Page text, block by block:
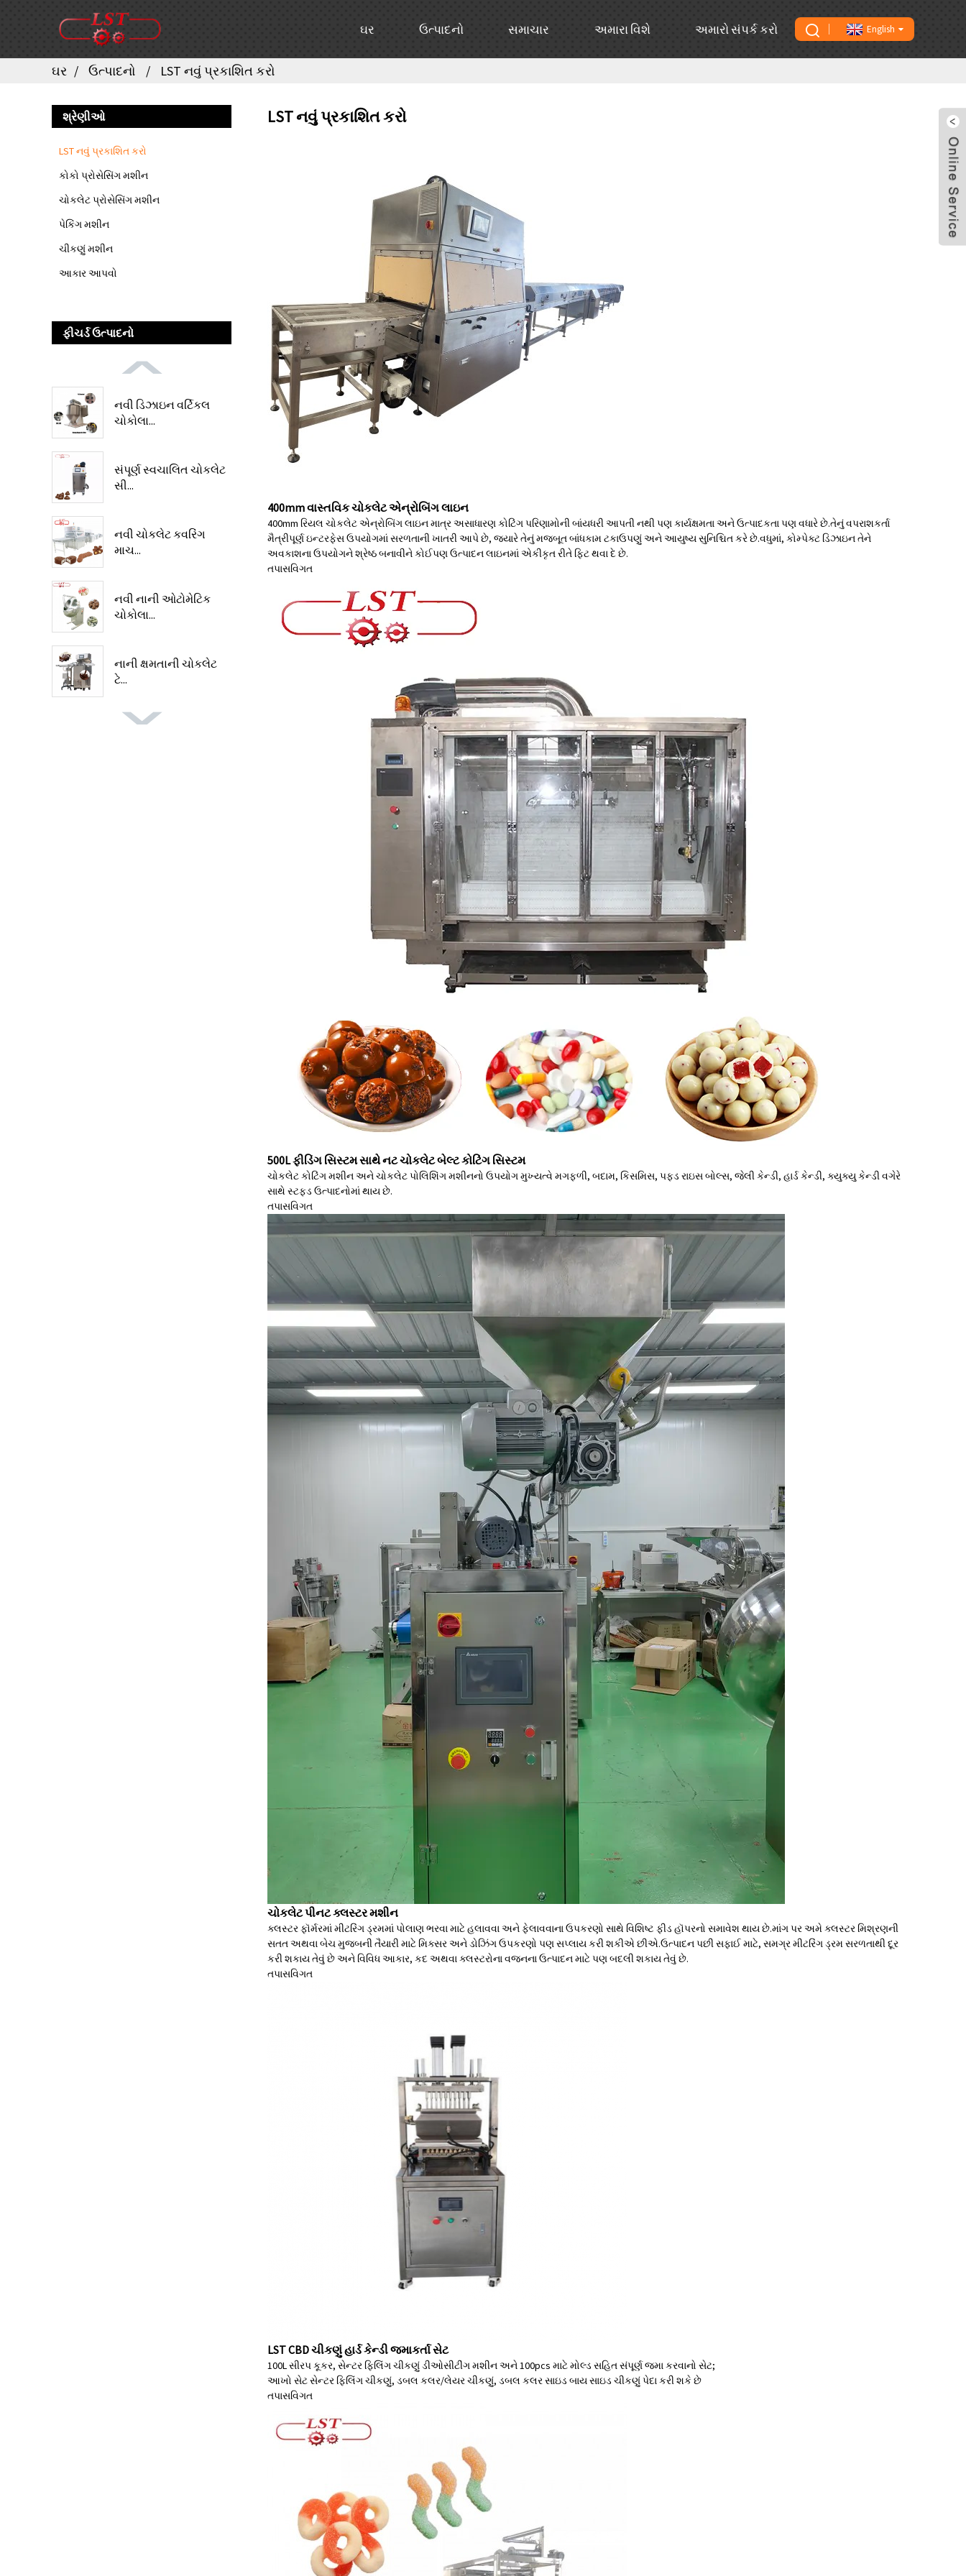
ઘર ઉત્પાદનો સમાચાર અમારા વિશે અમારો સંપર્ક કરો English
ઘર ઉત્પાદનો LST નવું પ્રકાશિત કરો
શ્રેણીઓ
LST નવું પ્રકાશિત કરો
કોકો પ્રોસેસિંગ મશીન
ચોકલેટ પ્રોસેસિંગ મશીન
પેકિંગ મશીન
ચીકણું મશીન
આકાર આપવો
ફીચર્ડ ઉત્પાદનો
નવી ડિઝાઇન વર્ટિકલ
ચોકોલા...
સંપૂર્ણ સ્વચાલિત ચોકલેટ
સી...
નવી ચોકલેટ કવરિંગ
માચ...
નવી નાની ઓટોમેટિક
ચોકોલા...
નાની ક્ષમતાની ચોકલેટ
ટે...
LST નવું પ્રકાશિત કરો
400mm વાસ્તવિક ચોકલેટ એન્રોબિંગ લાઇન
400mm રિયલ ચોકલેટ એન્રોબિંગ લાઇન માત્ર અસાધારણ કોટિંગ પરિણામોની બાંયધરી આપતી નથી પણ કાર્યક્ષમતા અને ઉત્પાદકતા પણ વધારે છે.તેનું વપરાશકર્તા
મૈત્રીપૂર્ણ ઇન્ટરફેસ ઉપયોગમાં સરળતાની ખાતરી આપે છે, જ્યારે તેનું મજબૂત બાંધકામ ટકાઉપણું અને આયુષ્ય સુનિશ્ચિત કરે છે.વધુમાં, કોમ્પેક્ટ ડિઝાઇન તેને
અવકાશના ઉપયોગને શ્રેષ્ઠ બનાવીને કોઈપણ ઉત્પાદન લાઇનમાં એકીકૃત રીતે ફિટ થવા દે છે.
તપાસવિગત
500L ફીડિંગ સિસ્ટમ સાથે નટ ચોકલેટ બેલ્ટ કોટિંગ સિસ્ટમ
ચોકલેટ કોટિંગ મશીન અને ચોકલેટ પોલિશિંગ મશીનનો ઉપયોગ મુખ્યત્વે મગફળી, બદામ, કિસમિસ, પફ્ડ રાઇસ બોલ્સ, જેલી કેન્ડી, હાર્ડ કેન્ડી, ક્યુક્યુ કેન્ડી વગેરે
સાથે સ્ટફ્ડ ઉત્પાદનોમાં થાય છે.
તપાસવિગત
ચોકલેટ પીનટ ક્લસ્ટર મશીન
ક્લસ્ટર ફૉર્મરમાં મીટરિંગ ડ્રમમાં પોલાણ ભરવા માટે હલાવવા અને ફેલાવવાના ઉપકરણો સાથે વિશિષ્ટ ફીડ હૉપરનો સમાવેશ થાય છે.માંગ પર અમે ક્લસ્ટર મિશ્રણની
સતત અથવા બેચ મુજબની તૈયારી માટે મિક્સર અને ડોઝિંગ ઉપકરણો પણ સપ્લાય કરી શકીએ છીએ.ઉત્પાદન પછી સફાઈ માટે, સમગ્ર મીટરિંગ ડ્રમ સરળતાથી દૂર
કરી શકાય તેવું છે અને વિવિધ આકાર, કદ અથવા ક્લસ્ટરોના વજનના ઉત્પાદન માટે પણ બદલી શકાય તેવું છે.
તપાસવિગત
LST CBD ચીકણું હાર્ડ કેન્ડી જમાકર્તા સેટ
100L સીરપ કૂકર, સેન્ટર ફિલિંગ ચીકણું ડીઓસીટીંગ મશીન અને 100pcs માટે મોલ્ડ સહિત સંપૂર્ણ જમા કરવાનો સેટ;
આખો સેટ સેન્ટર ફિલિંગ ચીકણું, ડબલ કલર/લેયર ચીકણું, ડબલ કલર સાઇડ બાય સાઇડ ચીકણું પેદા કરી શકે છે
તપાસવિગત